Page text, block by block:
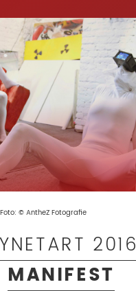
© AntheZ Fotografie
2016
MANIFEST